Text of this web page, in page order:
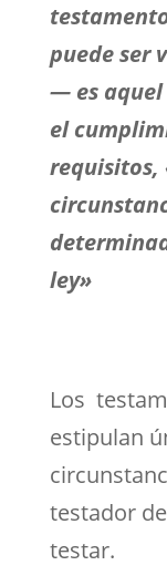
puede ser
— es aquel
el
requisitos,
ley»
Los
estipulan
testador
testar.